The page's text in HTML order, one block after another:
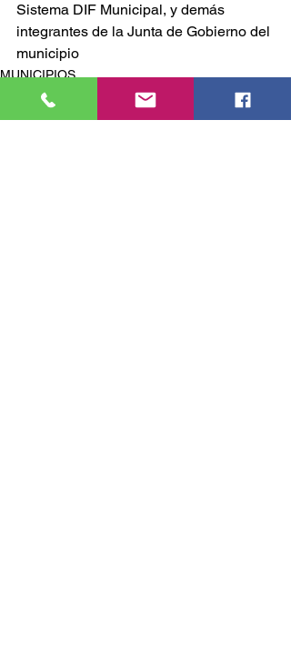
Sistema DIF Municipal, y demás
integrantes de la Junta de Gobierno del
municipio
MUNICIPIOS